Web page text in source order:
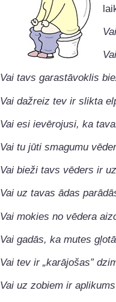
Vai tavs garastāvoklis
Vai dažreiz tev ir slikta
Vai esi ievērojusi, ka
Vai tu jūti smagumu
Vai bieži tavs vēders ir
Vai uz tavas ādas
Vai mokies no vēdera
Vai gadās, ka mutes
Vai tev ir „karājošas”
Vai uz zobiem ir